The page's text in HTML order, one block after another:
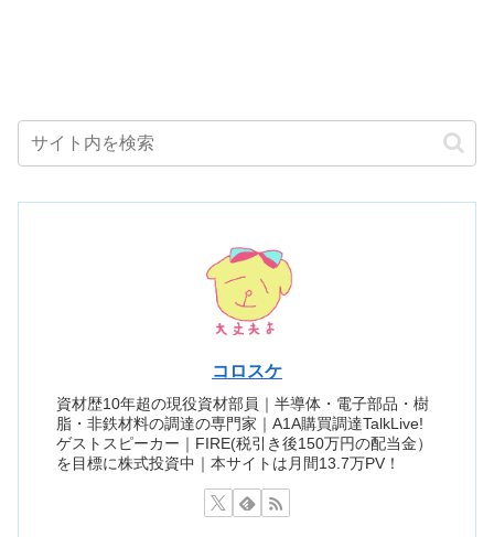
コロスケ
資材歴10年超の現役資材部員｜半導体・電子部品・樹
脂・非鉄材料の調達の専門家｜A1A購買調達TalkLive!
ゲストスピーカー｜FIRE(税引き後150万円の配当金）
を目標に株式投資中｜本サイトは月間13.7万PV！